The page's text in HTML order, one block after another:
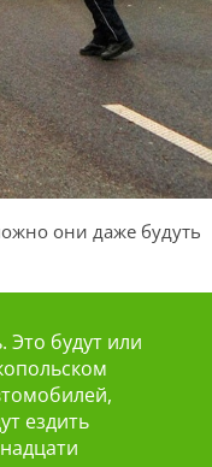
они даже будуть
Это будут или
ездить